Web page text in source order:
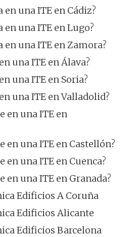
en una ITE en Cádiz?
en una ITE en Lugo?
en una ITE en Zamora?
una ITE en Álava?
una ITE en Soria?
una ITE en Valladolid?
en una ITE en
en una ITE en Castellón?
en una ITE en Cuenca?
en una ITE en Granada?
Edificios A Coruña
Edificios Alicante
Edificios Barcelona